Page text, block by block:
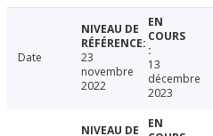
Date
23
novembre
2022
13
décembre
2023